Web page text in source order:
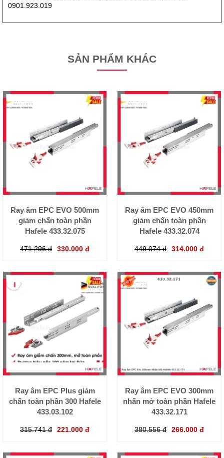
0901.923.019
SẢN PHẨM KHÁC
Ray âm EPC EVO 500mm
giảm chấn toàn phần
Hafele 433.32.075
471.296 đ 330.000 đ
Ray âm EPC EVO 450mm
giảm chấn toàn phần
Hafele 433.32.074
449.074 đ 314.000 đ
Ray âm EPC Plus giảm
chấn toàn phần 300 Hafele
433.03.102
315.741 đ 221.000 đ
Ray âm EPC EVO 300mm
nhấn mở toàn phần Hafele
433.32.171
380.556 đ 266.000 đ